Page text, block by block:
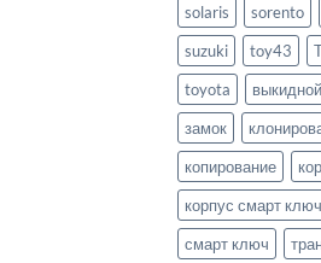
solaris
sorento
suzuki
toy43
toyota
замок
копирование
корпус смарт
смарт ключ